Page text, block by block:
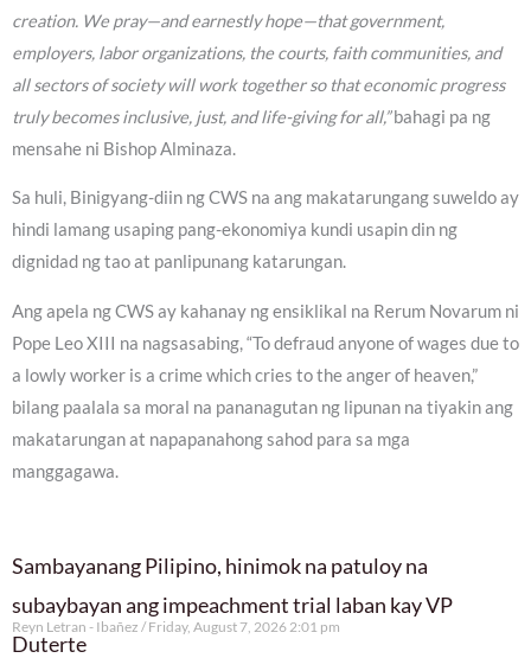
creation. We pray—and earnestly hope—that government,
employers, labor organizations, the courts, faith communities, and
all sectors of society will work together so that economic progress
truly becomes inclusive, just, and life-giving for all,”bahagi pa ng
mensahe ni Bishop Alminaza.
Sa huli, Binigyang-diin ng CWS na ang makatarungang suweldo ay
hindi lamang usaping pang-ekonomiya kundi usapin din ng
dignidad ng tao at panlipunang katarungan.
Ang apela ng CWS ay kahanay ng ensiklikal na Rerum Novarum ni
Pope Leo XIII na nagsasabing, “To defraud anyone of wages due to
a lowly worker is a crime which cries to the anger of heaven,”
bilang paalala sa moral na pananagutan ng lipunan na tiyakin ang
makatarungan at napapanahong sahod para sa mga
manggagawa.
Sambayanang Pilipino, hinimok na patuloy na
subaybayan ang impeachment trial laban kay VP
Duterte
Reyn Letran - Ibañez Friday, August 7, 2026 2:01 pm